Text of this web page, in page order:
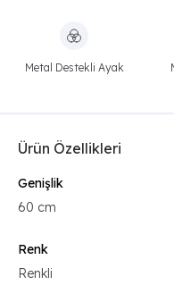
Metal Destekli Ayak
Ürün Özellikleri
Genişlik
60 cm
Renk
Renkli